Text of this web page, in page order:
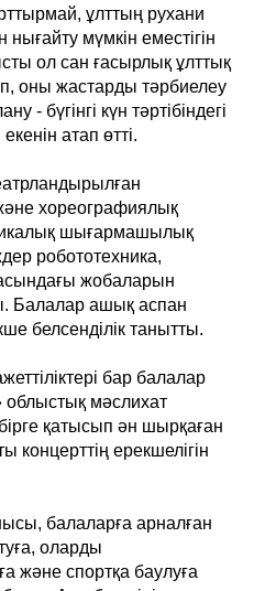
ұлттың рухани
мүмкін еместігін
ол сан ғасырлық ұлттық
оны жастарды тәрбиелеу
- бүгінгі күн тәртібіндегі
атап өтті.
хореографиялық
шығармашылық
робототехника,
жобаларын
Балалар ашық аспан
белсенділік танытты.
бар балалар
мәслихат
қатысып ән шырқаған
ерекшелігін
балаларға арналған
оларды
және спортқа баулуға